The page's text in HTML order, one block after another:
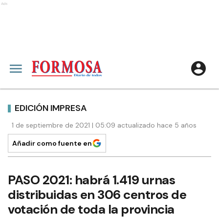
Ads
EDICIÓN IMPRESA
1 de septiembre de 2021 | 05:09 actualizado hace 5 años
Añadir como fuente en
PASO 2021: habrá 1.419 urnas
distribuidas en 306 centros de
votación de toda la provincia